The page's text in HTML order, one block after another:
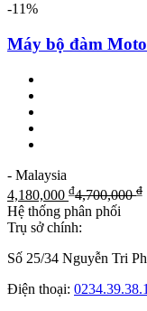
-11%
Máy bộ đàm
- Malaysia
4,180,000 ₫4,700,000₫
Hệ thống phân phối
Trụ sở chính:
Số 25/34 Nguyễn Tri
Điện thoại: